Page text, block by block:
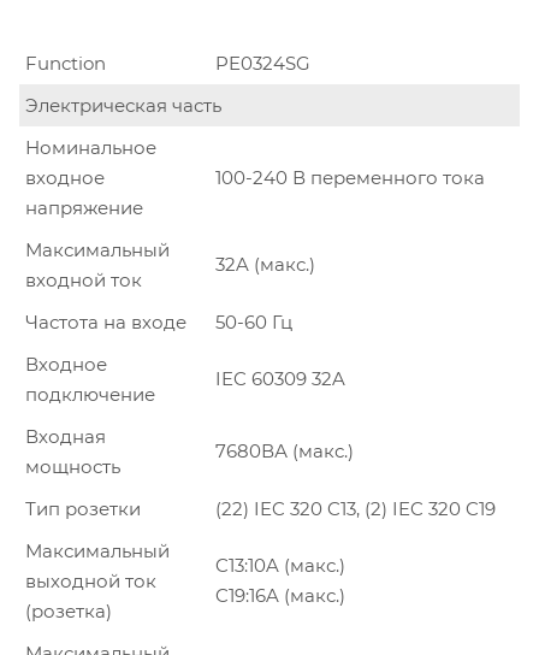
Function
PE0324SG
Электрическая часть
Номинальное
входное
напряжение
100-240 В переменного тока
Максимальный
входной ток
32A (макс.)
Частота на входе
50-60 Гц
Входное
подключение
IEC 60309 32A
Входная
мощность
7680ВА (макс.)
Тип розетки
(22) IEC 320 C13, (2) IEC 320 C19
Максимальный
выходной ток
(розетка)
C13:10A (макс.)
C19:16A (макс.)